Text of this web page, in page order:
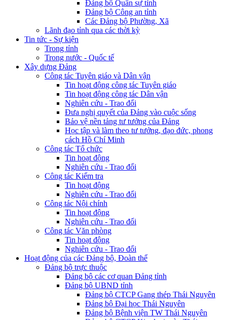
Đảng bộ Quân sự tỉnh
Đảng bộ Công an tỉnh
Các Đảng bộ Phường, Xã
Lãnh đạo tỉnh qua các thời kỳ
Tin tức - Sự kiện
Trong tỉnh
Trong nước - Quốc tế
Xây dựng Đảng
Công tác Tuyên giáo và Dân vận
Tin hoạt động công tác Tuyên giáo
Tin hoạt động công tác Dân vận
Nghiên cứu - Trao đổi
Đưa nghị quyết của Đảng vào cuộc sống
Bảo vệ nền tảng tư tưởng của Đảng
Học tập và làm theo tư tưởng, đạo đức, phong
cách Hồ Chí Minh
Công tác Tổ chức
Tin hoạt động
Nghiên cứu - Trao đổi
Công tác Kiểm tra
Tin hoạt động
Nghiên cứu - Trao đổi
Công tác Nội chính
Tin hoạt động
Nghiên cứu - Trao đổi
Công tác Văn phòng
Tin hoạt động
Nghiên cứu - Trao đổi
Hoạt động của các Đảng bộ, Đoàn thể
Đảng bộ trực thuộc
Đảng bộ các cơ quan Đảng tỉnh
Đảng bộ UBND tỉnh
Đảng bộ CTCP Gang thép Thái Nguyên
Đảng bộ Đại học Thái Nguyên
Đảng bộ Bệnh viện TW Thái Nguyên